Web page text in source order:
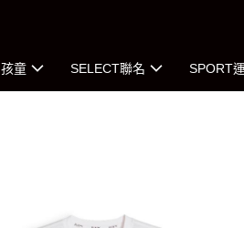
孩童 SELECT聯名 SPORT